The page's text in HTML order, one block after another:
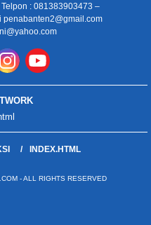
: 081383903473 –
INDEX.HTML
- ALL RIGHTS RESERVED